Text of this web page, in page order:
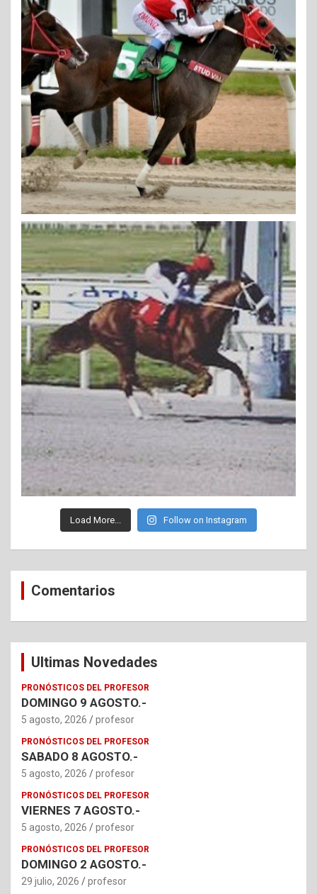
Load More... Follow on Instagram
Comentarios
Ultimas Novedades
PRONÓSTICOS DEL PROFESOR
DOMINGO 9 AGOSTO.-
5 agosto, 2026 profesor
PRONÓSTICOS DEL PROFESOR
SABADO 8 AGOSTO.-
5 agosto, 2026 profesor
PRONÓSTICOS DEL PROFESOR
VIERNES 7 AGOSTO.-
5 agosto, 2026 profesor
PRONÓSTICOS DEL PROFESOR
DOMINGO 2 AGOSTO.-
29 julio, 2026 profesor